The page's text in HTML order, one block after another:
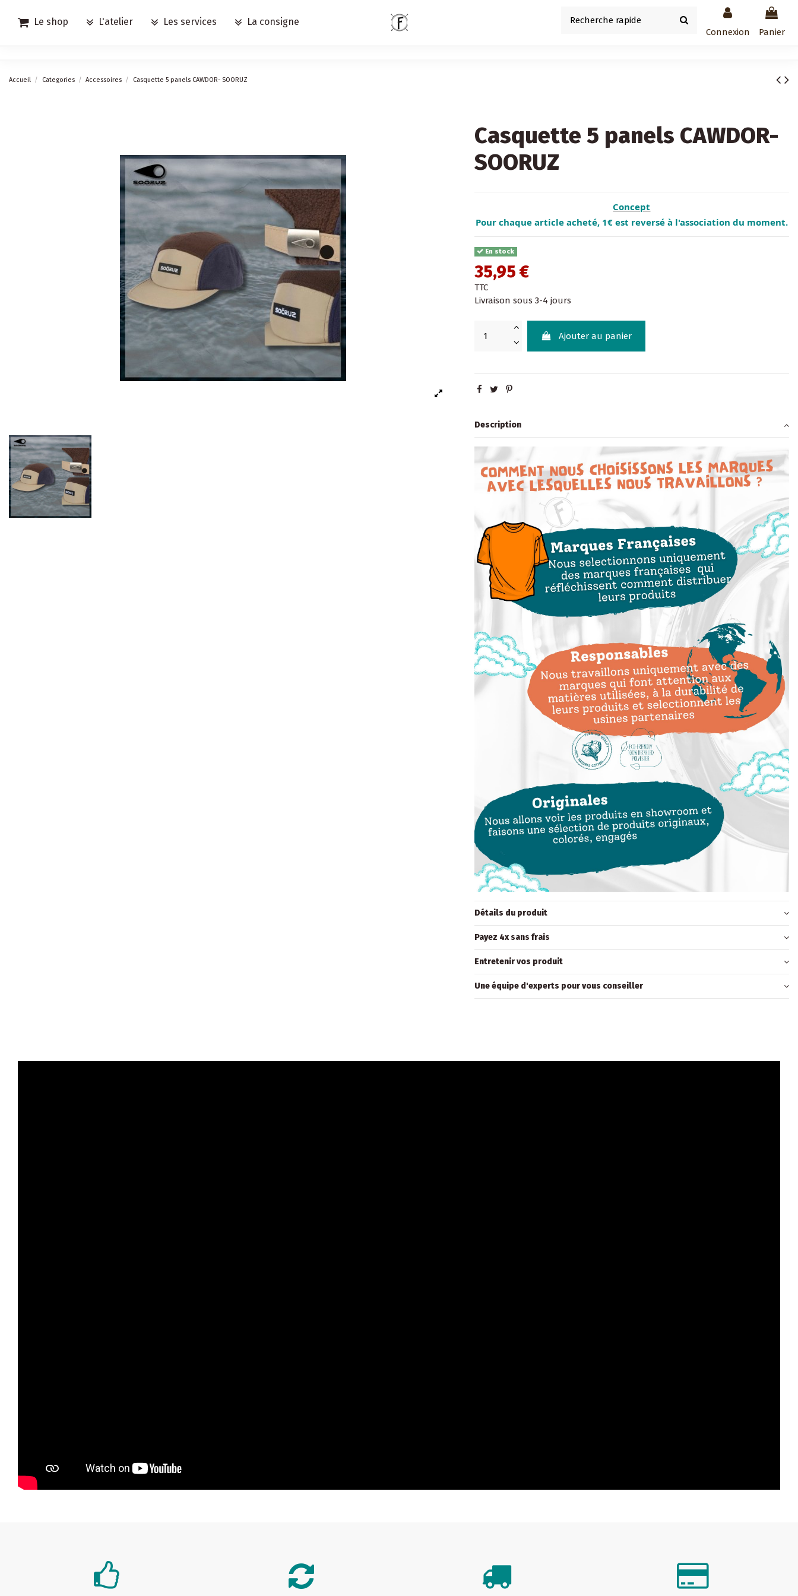
Le shop L'atelier Les services La consigne
Connexion Panier
Accueil Categories Accessoires Casquette 5 panels CAWDOR- SOORUZ
Casquette 5 panels CAWDOR-
SOORUZ
Concept
Pour chaque article acheté, 1€ est reversé à l'association du moment.
En stock
35,95 €
TTC
Livraison sous 3-4 jours
Ajouter au panier
Description
Détails du produit
Payez 4x sans frais
Entretenir vos produit
Une équipe d'experts pour vous conseiller